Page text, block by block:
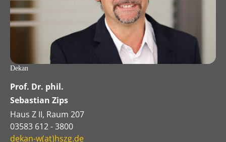
Dekan
Prof. Dr. phil.
Sebastian Zips
Haus Z II, Raum 207
03583 612 - 3800
dekan-w(at)hszg.de